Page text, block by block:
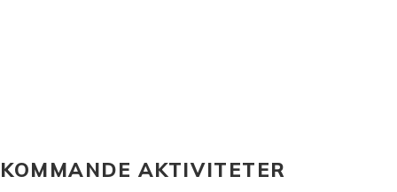
KOMMANDE AKTIVITETER